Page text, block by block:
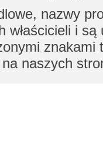
nazwy
właścicieli i
znakami
naszych